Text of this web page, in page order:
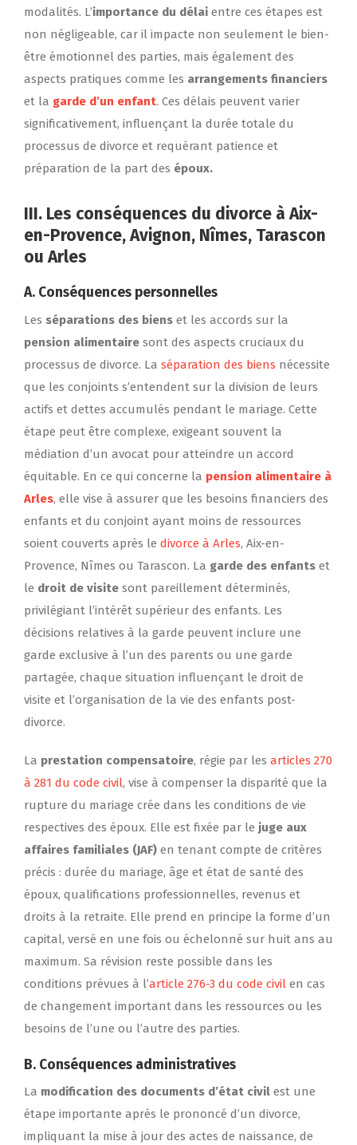
modalités. L’importance du délai entre ces étapes est
non négligeable, car il impacte non seulement le bien-
être émotionnel des parties, mais également des
aspects pratiques comme les arrangements financiers
et la garde d’un enfant. Ces délais peuvent varier
significativement, influençant la durée totale du
processus de divorce et requérant patience et
préparation de la part des époux.
III. Les conséquences du divorce à Aix-
en-Provence, Avignon, Nîmes, Tarascon
ou Arles
A. Conséquences personnelles
Les séparations des biens et les accords sur la
pension alimentaire sont des aspects cruciaux du
processus de divorce. La séparation des biens nécessite
que les conjoints s’entendent sur la division de leurs
actifs et dettes accumulés pendant le mariage. Cette
étape peut être complexe, exigeant souvent la
médiation d’un avocat pour atteindre un accord
équitable. En ce qui concerne la pension alimentaire à
Arles, elle vise à assurer que les besoins financiers des
enfants et du conjoint ayant moins de ressources
soient couverts après le divorce à Arles, Aix-en-
Provence, Nîmes ou Tarascon. La garde des enfants et
le droit de visite sont pareillement déterminés,
privilégiant l’intérêt supérieur des enfants. Les
décisions relatives à la garde peuvent inclure une
garde exclusive à l’un des parents ou une garde
partagée, chaque situation influençant le droit de
visite et l’organisation de la vie des enfants post-
divorce.
La prestation compensatoire, régie par les articles 270
à 281 du code civil, vise à compenser la disparité que la
rupture du mariage crée dans les conditions de vie
respectives des époux. Elle est fixée par le juge aux
affaires familiales (JAF) en tenant compte de critères
précis : durée du mariage, âge et état de santé des
époux, qualifications professionnelles, revenus et
droits à la retraite. Elle prend en principe la forme d’un
capital, versé en une fois ou échelonné sur huit ans au
maximum. Sa révision reste possible dans les
conditions prévues à l’article 276-3 du code civil en cas
de changement important dans les ressources ou les
besoins de l’une ou l’autre des parties.
B. Conséquences administratives
La modification des documents d’état civil est une
étape importante après le prononcé d’un divorce,
impliquant la mise à jour des actes de naissance, de